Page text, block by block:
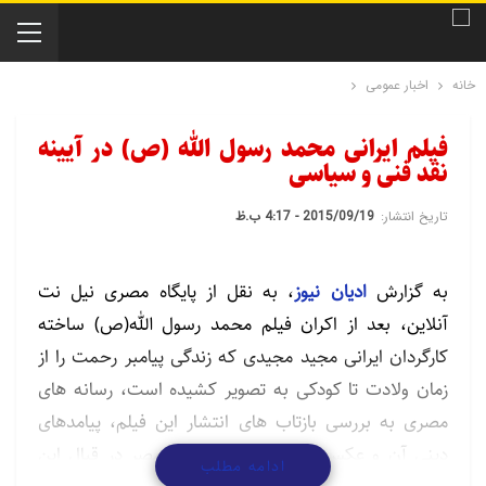
خانه اخبار عمومی
فیلم ایرانی محمد رسول الله (ص) در آیینه
نقد فنی و سیاسی
تاریخ انتشار: 2015/09/19 - 4:17 ب.ظ
به گزارشادیان نیوز، به نقل از پایگاه مصری نیل نت
آنلاین، بعد از اکران فیلم محمد رسول الله(ص) ساخته
کارگردان ایرانی مجید مجیدی که زندگی پیامبر رحمت را از
زمان ولادت تا کودکی به تصویر کشیده است، رسانه های
مصری به بررسی بازتاب های انتشار این فیلم، پیامدهای
دینی آن و عکس العمل اقشار مختلف مصر در قبال این
ادامه مطلب